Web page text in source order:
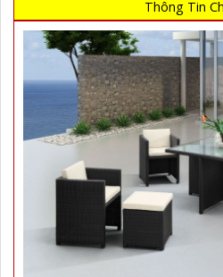
Thông Tin